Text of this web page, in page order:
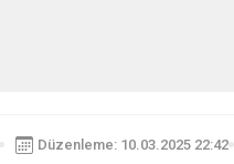
Düzenleme: 10.03.2025 22:42